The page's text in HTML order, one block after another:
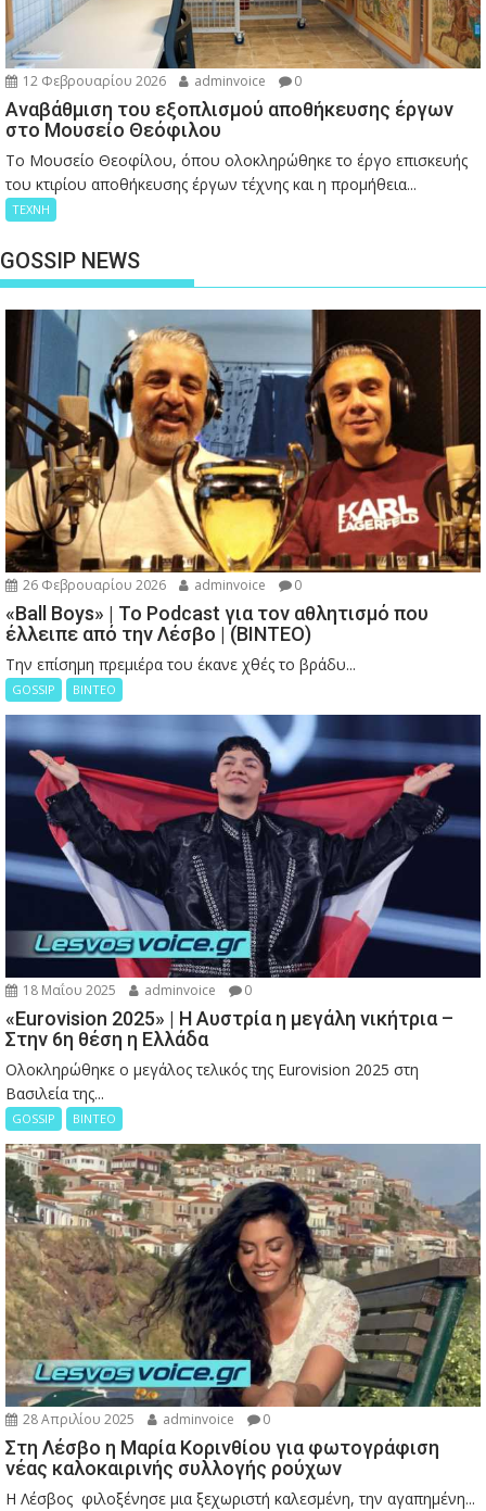
12 Φεβρουαρίου 2026 adminvoice 0
Αναβάθμιση του εξοπλισμού αποθήκευσης έργων
στο Μουσείο Θεόφιλου
Το Μουσείο Θεοφίλου, όπου ολοκληρώθηκε το έργο επισκευής
του κτιρίου αποθήκευσης έργων τέχνης και η προμήθεια...
ΤΕΧΝΗ
GOSSIP NEWS
26 Φεβρουαρίου 2026 adminvoice 0
«Ball Boys» | Το Podcast για τον αθλητισμό που
έλλειπε από την Λέσβο | (ΒΙΝΤΕΟ)
Την επίσημη πρεμιέρα του έκανε χθές το βράδυ...
GOSSIP ΒΙΝΤΕΟ
18 Μαΐου 2025 adminvoice 0
«Eurovision 2025» | Η Αυστρία η μεγάλη νικήτρια –
Στην 6η θέση η Ελλάδα
Ολοκληρώθηκε ο μεγάλος τελικός της Eurovision 2025 στη
Βασιλεία της...
GOSSIP ΒΙΝΤΕΟ
28 Απριλίου 2025 adminvoice 0
Στη Λέσβο η Μαρία Κορινθίου για φωτογράφιση
νέας καλοκαιρινής συλλογής ρούχων
Η Λέσβος φιλοξένησε μια ξεχωριστή καλεσμένη, την αγαπημένη...